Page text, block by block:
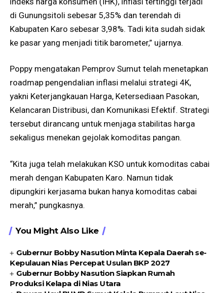
di Gunungsitoli sebesar 5,35% dan terendah di
Kabupaten Karo sebesar 3,98%. Tadi kita sudah sidak
ke pasar yang menjadi titik barometer,” ujarnya.
Poppy mengatakan Pemprov Sumut telah menetapkan
roadmap pengendalian inflasi melalui strategi 4K,
yakni Keterjangkauan Harga, Ketersediaan Pasokan,
Kelancaran Distribusi, dan Komunikasi Efektif. Strategi
tersebut dirancang untuk menjaga stabilitas harga
sekaligus menekan gejolak komoditas pangan.
“Kita juga telah melakukan KSO untuk komoditas cabai
merah dengan Kabupaten Karo. Namun tidak
dipungkiri kerjasama bukan hanya komoditas cabai
merah,” pungkasnya.
You Might Also Like
Gubernur Bobby Nasution Minta Kepala Daerah se-
Kepulauan Nias Percepat Usulan BKP 2027
Gubernur Bobby Nasution Siapkan Rumah
Produksi Kelapa di Nias Utara